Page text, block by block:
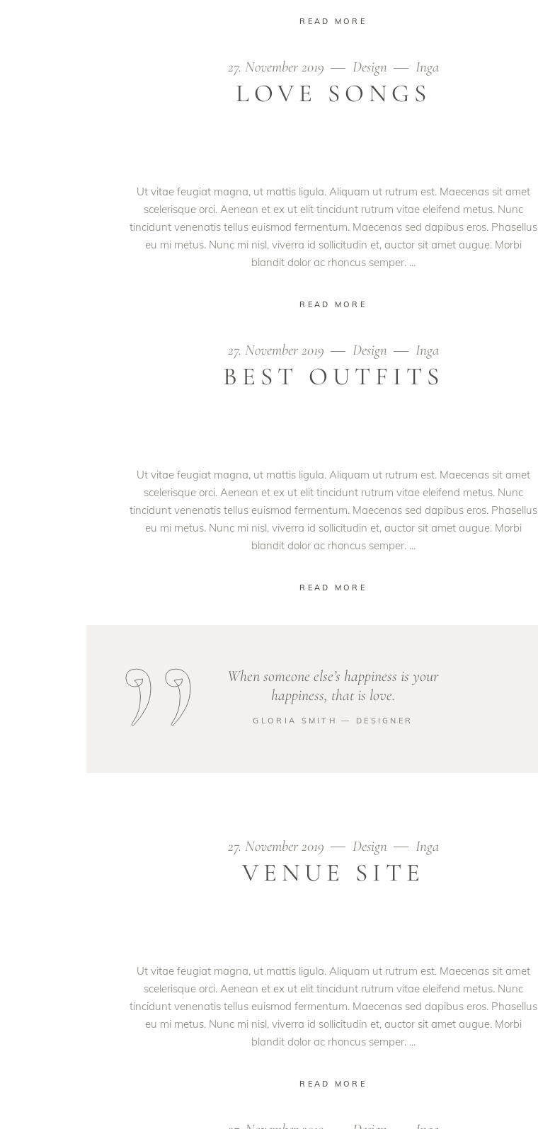
READ MORE
27. November 2019 Design Inga
LOVE SONGS
Ut vitae feugiat magna, ut mattis ligula. Aliquam ut rutrum est. Maecenas sit amet
scelerisque orci. Aenean et ex ut elit tincidunt rutrum vitae eleifend metus. Nunc
tincidunt venenatis tellus euismod fermentum. Maecenas sed dapibus eros. Phasellus
eu mi metus. Nunc mi nisl, viverra id sollicitudin et, auctor sit amet augue. Morbi
blandit dolor ac rhoncus semper.
READ MORE
27. November 2019 Design Inga
BEST OUTFITS
Ut vitae feugiat magna, ut mattis ligula. Aliquam ut rutrum est. Maecenas sit amet
scelerisque orci. Aenean et ex ut elit tincidunt rutrum vitae eleifend metus. Nunc
tincidunt venenatis tellus euismod fermentum. Maecenas sed dapibus eros. Phasellus
eu mi metus. Nunc mi nisl, viverra id sollicitudin et, auctor sit amet augue. Morbi
blandit dolor ac rhoncus semper.
READ MORE
When someone else’s happiness is your
happiness, that is love.
GLORIA SMITH ― DESIGNER
27. November 2019 Design Inga
VENUE SITE
Ut vitae feugiat magna, ut mattis ligula. Aliquam ut rutrum est. Maecenas sit amet
scelerisque orci. Aenean et ex ut elit tincidunt rutrum vitae eleifend metus. Nunc
tincidunt venenatis tellus euismod fermentum. Maecenas sed dapibus eros. Phasellus
eu mi metus. Nunc mi nisl, viverra id sollicitudin et, auctor sit amet augue. Morbi
blandit dolor ac rhoncus semper.
READ MORE